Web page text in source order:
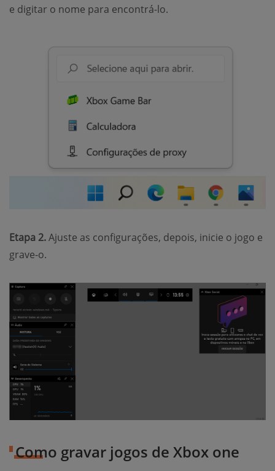
e digitar o nome para encontrá-lo.
Etapa 2.Ajuste as configurações, depois, inicie o jogo e
grave-o.
Como gravar jogos de Xbox one